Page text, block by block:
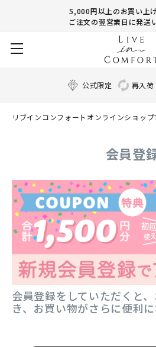
5,000円以上のお買い上
ご注文の翌営業日に発送
公式限定 再入荷
リブインコンフォートオンラインショップ
会員登
会員登録をしていただくと
き、お買い物がさらに便利に